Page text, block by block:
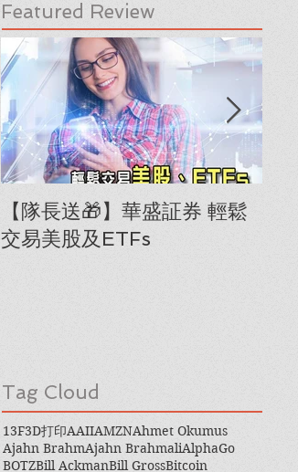
Featured Review
【隊長送🎁】華盛証券 輕鬆
交易美股及ETFs
Tag Cloud
13F3D打印AAIIAMZNAhmet Okumus
Ajahn BrahmAjahn BrahmaliAlphaGo
BOTZBill AckmanBill GrossBitcoin